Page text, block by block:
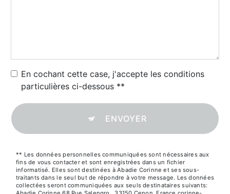
En cochant cette case, j'accepte les conditions
particulières ci-dessous **
ENVOYER
** Les données personnelles communiquées sont nécessaires aux
fins de vous contacter et sont enregistrées dans un fichier
informatisé. Elles sont destinées à Abadie Corinne et ses sous-
traitants dans le seul but de répondre à votre message. Les données
collectées seront communiquées aux seuls destinataires suivants: